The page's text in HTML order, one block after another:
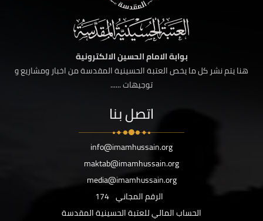
بوابة الامام الحسين الالكترونية
هنا يتم نشر كل ما يخص العتبة الحسينية المقدسة من اخبار ومشاريع و
توجيهات ......
اتصل بنا
info@imamhussain.org
maktab@imamhussain.org
media@imamhussain.org
الرقم المجاني 174
الحساب المالي للعتبة الحسينية المقدسة